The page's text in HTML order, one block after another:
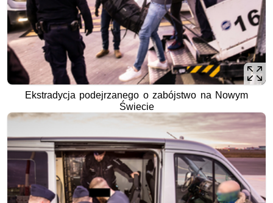
Ekstradycja podejrzanego o zabójstwo na Nowym
Świecie